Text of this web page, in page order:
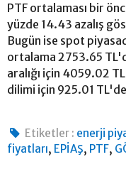
PTF ortalaması bir
yüzde 14.43 azalış
Bugün ise spot
ortalama 2753.65
aralığı için 4059.02
dilimi için 925.01
Etiketler : enerji
fiyatları, EPİAŞ, PTF,